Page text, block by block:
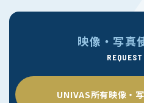
映像・写真
UNIVAS所有映像・